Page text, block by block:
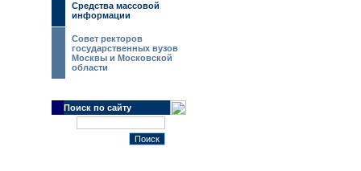
Средства массовой
информации
Совет ректоров
государственных вузов
Москвы и Московской
области
Поиск по сайту